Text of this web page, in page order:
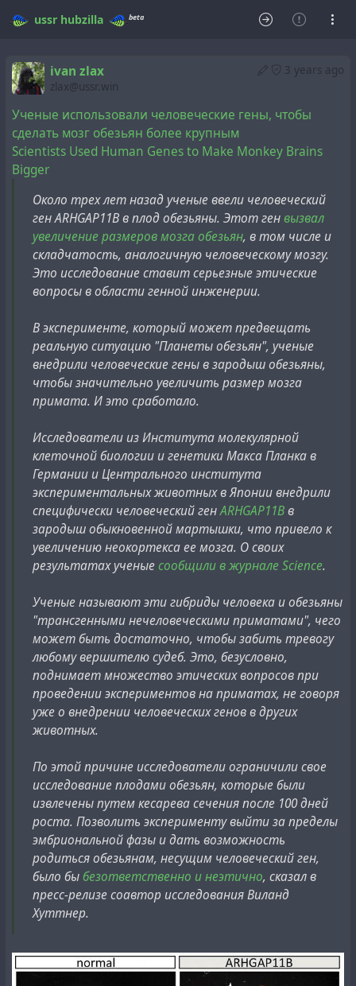
ussr hubzilla beta
3 years ago
ivan zlax
zlax@ussr.win
Ученые использовали человеческие гены, чтобы
сделать мозг обезьян более крупным
Scientists Used Human Genes to Make Monkey Brains
Bigger
Около трех лет назад ученые ввели человеческий
ген ARHGAP11B в плод обезьяны. Этот генвызвал
увеличение размеров мозга обезьян, в том числе и
складчатость, аналогичную человеческому мозгу.
Это исследование ставит серьезные этические
вопросы в области генной инженерии.
В эксперименте, который может предвещать
реальную ситуацию "Планеты обезьян", ученые
внедрили человеческие гены в зародыш обезьяны,
чтобы значительно увеличить размер мозга
примата. И это сработало.
Исследователи из Института молекулярной
клеточной биологии и генетики Макса Планка в
Германии и Центрального института
экспериментальных животных в Японии внедрили
специфически человеческий генARHGAP11Bв
зародыш обыкновенной мартышки, что привело к
увеличению неокортекса ее мозга. О своих
результатах ученыесообщили в журнале Science.
Ученые называют эти гибриды человека и обезьяны
"трансгенными нечеловеческими приматами", чего
может быть достаточно, чтобы забить тревогу
любому вершителю судеб. Это, безусловно,
поднимает множество этических вопросов при
проведении экспериментов на приматах, не говоря
уже о внедрении человеческих генов в других
животных.
По этой причине исследователи ограничили свое
исследование плодами обезьян, которые были
извлечены путем кесарева сечения после 100 дней
роста. Позволить эксперименту выйти за пределы
эмбриональной фазы и дать возможность
родиться обезьянам, несущим человеческий ген,
было быбезответственно и неэтично, сказал в
пресс-релизе соавтор исследования Виланд
Хуттнер.